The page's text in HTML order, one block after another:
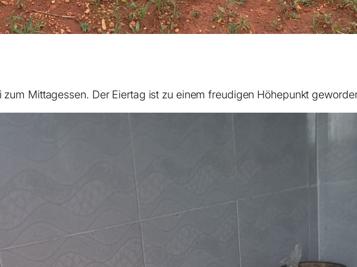
Mittagessen. Der Eiertag ist zu einem freudigen Höhepunkt